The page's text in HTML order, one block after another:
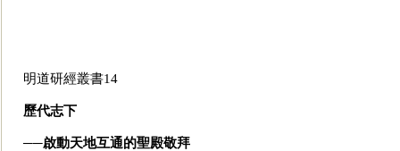
明道研經叢書14
歷代志下
──啟動天地互通的聖殿敬拜